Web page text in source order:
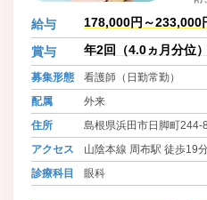
お
給与 178,000円～233,000
賞与 年2回（4.0ヵ月分位）
募集形態
看護師（日勤常勤）
配属
外来
住所
島根県浜田市日脚町244-8
アクセス
山陰本線 周布駅 徒歩19
診療科目
眼科